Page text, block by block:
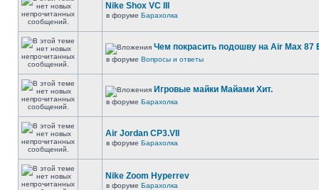
Nike Shox VC III
в форуме Барахолка
Чем покрасить подошву на Air Max 87
в форуме Вопросы и ответы
Игровые майки Майами Хит.
в форуме Барахолка
Air Jordan CP3.VII
в форуме Барахолка
Nike Zoom Hyperrev
в форуме Барахолка